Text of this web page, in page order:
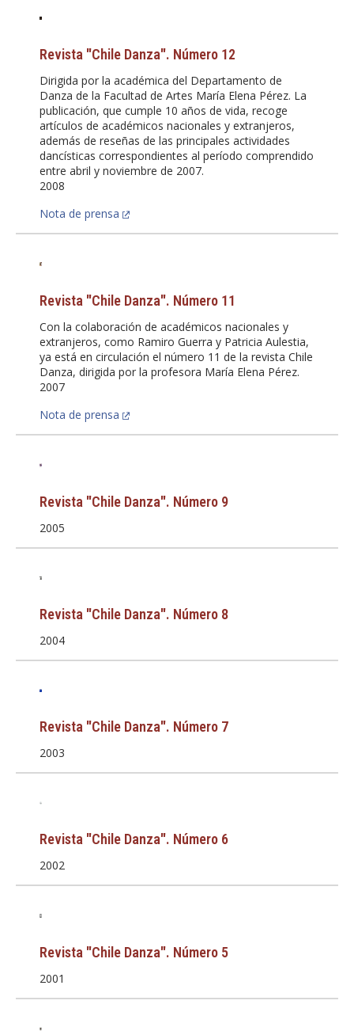
Revista "Chile Danza". Número 12
Dirigida por la académica del Departamento de
Danza de la Facultad de Artes María Elena Pérez. La
publicación, que cumple 10 años de vida, recoge
artículos de académicos nacionales y extranjeros,
además de reseñas de las principales actividades
dancísticas correspondientes al período comprendido
entre abril y noviembre de 2007.
2008
Nota de prensa
Revista "Chile Danza". Número 11
Con la colaboración de académicos nacionales y
extranjeros, como Ramiro Guerra y Patricia Aulestia,
ya está en circulación el número 11 de la revista Chile
Danza, dirigida por la profesora María Elena Pérez.
2007
Nota de prensa
Revista "Chile Danza". Número 9
2005
Revista "Chile Danza". Número 8
2004
Revista "Chile Danza". Número 7
2003
Revista "Chile Danza". Número 6
2002
Revista "Chile Danza". Número 5
2001